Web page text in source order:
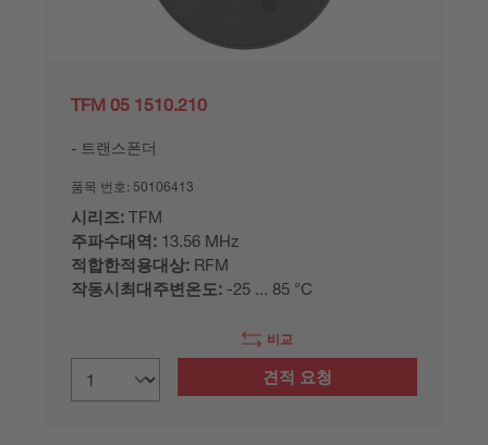
TFM 05 1510.210
트랜스폰더
품목 번호: 50106413
시리즈: TFM
주파수대역: 13.56 MHz
적합한적용대상: RFM
작동시최대주변온도: -25 ... 85 °C
비교
견적 요청